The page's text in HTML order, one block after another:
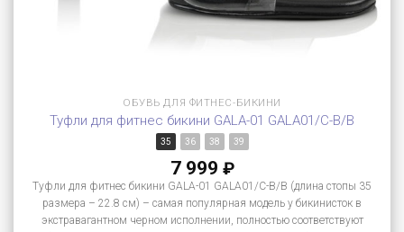
ОБУВЬ ДЛЯ ФИТНЕС-БИКИНИ
Туфли для фитнес бикини GALA-01 GALA01/C-B/B
35 36 38 39
7 999 ₽
Туфли для фитнес бикини GALA-01 GALA01/C-B/B (длина стопы 35
размера – 22.8 см) – самая популярная модель у бикинисток в
экстравагантном черном исполнении, полностью соответствуют